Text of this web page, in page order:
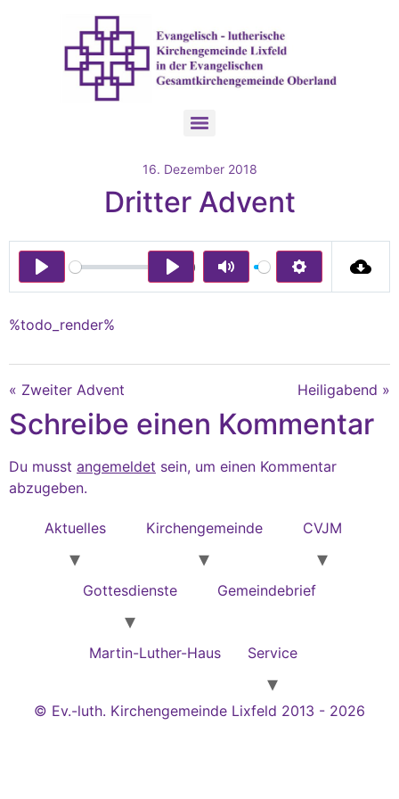
16. Dezember 2018
Dritter Advent
Play
00:00
Mute Settings
Play
%todo_render%
« Zweiter Advent Heiligabend »
Schreibe einen Kommentar
Du musst angemeldet sein, um einen Kommentar
abzugeben.
Aktuelles Kirchengemeinde CVJM
Gottesdienste Gemeindebrief
Martin-Luther-Haus Service
© Ev.-luth. Kirchengemeinde Lixfeld 2013 - 2026